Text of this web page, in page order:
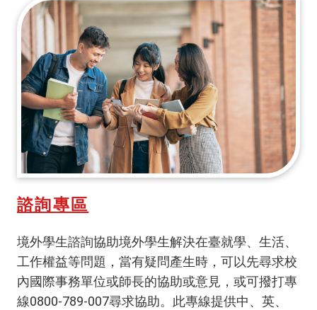
諮詢專區
境外學生諮詢協助境外學生解決在臺就學、生活、
工作權益等問題，當有疑問產生時，可以先尋求校
內國際事務單位或師長的協助或意見，或可撥打專
線0800-789-007尋求協助。此專線提供中、英、